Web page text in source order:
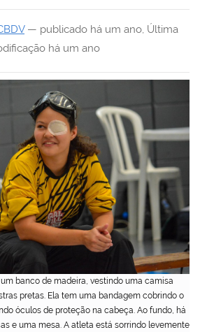
banco de madeira, vestindo uma camisa
pretas. Ela tem uma bandagem cobrindo o
óculos de proteção na cabeça. Ao fundo, há
e uma mesa. A atleta está sorrindo levemente
— publicado há um ano, Última
há um ano